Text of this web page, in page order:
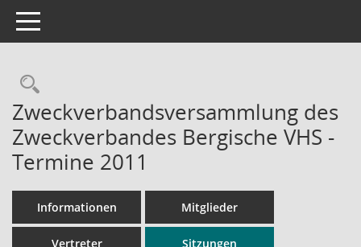
Toggle navigation
Rechercheauswahl
Zweckverbandsversammlung des
Zweckverbandes Bergische VHS -
Termine 2011
Informationen Mitglieder
Vertreter Sitzungen